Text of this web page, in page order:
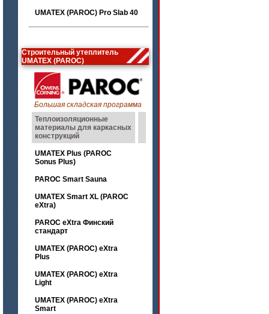
UMATEX (PAROC) Pro Slab 40
Строительный утеплитель
UMATEX (PAROC)
Большая складская программа
Теплоизоляционные
материалы для каркасных
конструкций
UMATEX Plus (PAROC
Sonus Plus)
PAROC Smart Sauna
UMATEX Smart XL (PAROC
eXtra)
PAROC eXtra Финский
стандарт
UMATEX (PAROC) eXtra
Plus
UMATEX (PAROC) eXtra
Light
UMATEX (PAROC) eXtra
Smart